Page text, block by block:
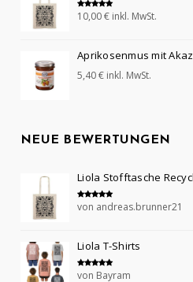
Bewertet mit
5.00
10,00€ inkl. MwSt.
Aprikosenmus mit
5,40€ inkl. MwSt.
NEUE BEWERTUNGEN
Liola Stofftasche
Bewertet mit
von andreas.brunner21
Liola T-Shirts
Bewertet mit
von Bayram